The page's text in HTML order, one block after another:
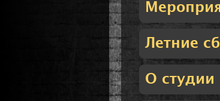
Летние
О студии